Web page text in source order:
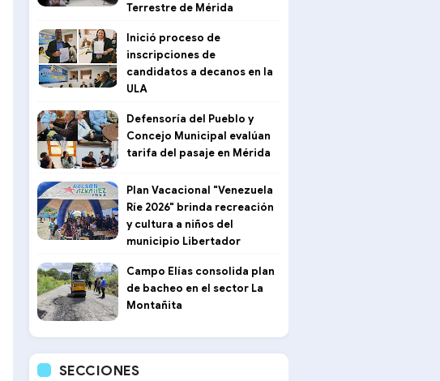
Terrestre de Mérida
Inició proceso de
inscripciones de
candidatos a decanos en la
ULA
Defensoría del Pueblo y
Concejo Municipal evalúan
tarifa del pasaje en Mérida
Plan Vacacional "Venezuela
Ríe 2026" brinda recreación
y cultura a niños del
municipio Libertador
Campo Elías consolida plan
de bacheo en el sector La
Montañita
SECCIONES